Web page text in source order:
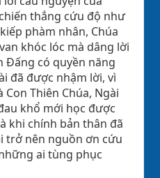
thắng cứu độ như
phàm nhân, Chúa
khóc lóc mà dâng lời
Đấng có quyền năng
đã được nhậm lời, vì
Thiên Chúa, Ngài
khổ mới học được
khi chính bản thân đã
trở nên nguồn ơn cứu
ai tùng phục